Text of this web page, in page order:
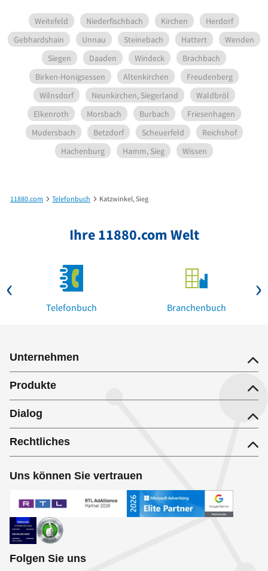
Weitefeld Niederfischbach Kirchen
Herdorf
Gebhardshain
Unnau Steinebach Hattert
Wenden
Siegen
Daaden Windeck
Brachbach
Birken-Honigsessen
Altenkirchen
Freudenberg
Wilnsdorf
Neunkirchen, Siegerland
Waldbröl
Elkenroth
Morsbach Burbach
Friesenhagen
Mudersbach
Betzdorf Scheuerfeld
Reichshof
Hachenburg
Hamm, Sieg Wissen
11880.com Telefonbuch Katzwinkel, Sieg
Ihre 11880.com Welt
Telefonbuch Branchenbuch
Unternehmen
Produkte
Dialog
Rechtliches
Uns können Sie vertrauen
Folgen Sie uns